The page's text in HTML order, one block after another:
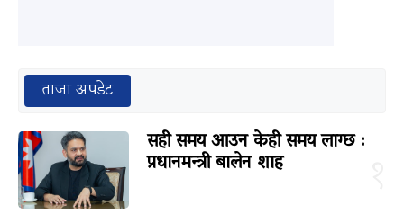
ताजा अपडेट
सही समय आउन केही समय लाग्छ :
प्रधानमन्त्री बालेन शाह